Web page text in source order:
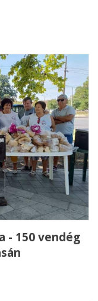
150 vendég